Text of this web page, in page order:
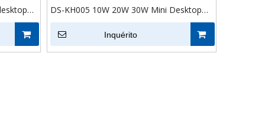
a
DS-KH005 10W 20W 30W Mini Desktop
Portátil Metal Plástico Jóias Cor Código
MOPA Logotipo Máquina de marcação a
laser de fibra óptica RF para aço
Inquérito